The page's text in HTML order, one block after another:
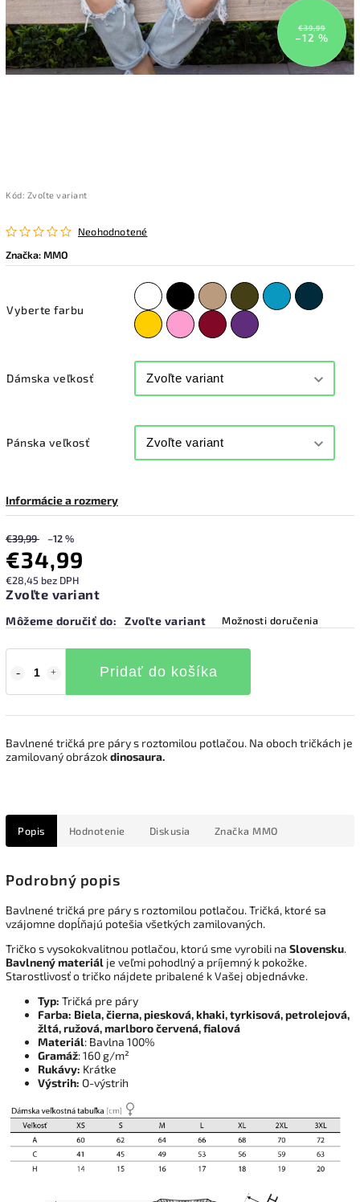
€39,99
–12 %
Kód: Zvoľte variant
Neohodnotené
Značka:MMO
Vyberte farbu
Dámska veľkosť
Pánska veľkosť
Informácie a rozmery
€39,99 –12 %
€34,99
€28,45 bez DPH
Zvoľte variant
Môžeme doručiť do: Zvoľte variant Možnosti doručenia
Pridať do košíka
Bavlnené tričká pre páry s roztomilou potlačou. Na oboch tričkách je
zamilovaný obrázokdinosaura.
Popis Hodnotenie Diskusia Značka MMO
Podrobný popis
Bavlnené tričká pre páry s roztomilou potlačou. Tričká, ktoré sa
vzájomne dopĺňajú potešia všetkých zamilovaných.
Tričko s vysokokvalitnou potlačou, ktorú sme vyrobili na Slovensku.
Bavlnený materiál je veľmi pohodlný a príjemný k pokožke.
Starostlivosť o tričko nájdete pribalené k Vašej objednávke.
Typ: Tričká pre páry
Farba: Biela, čierna, piesková, khaki, tyrkisová, petrolejová,
žltá, ružová, marlboro červená, fialová
Materiál: Bavlna 100%
Gramáž: 160 g/m²
Rukávy: Krátke
Výstrih: O-výstrih